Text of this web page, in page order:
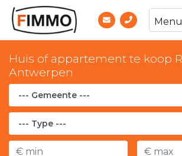
Menu
Huis of appartement te koop Regio
Antwerpen